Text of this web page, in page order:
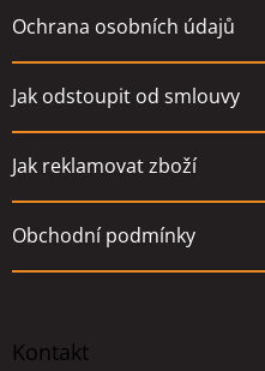
Ochrana osobních údajů
Jak odstoupit od smlouvy
Jak reklamovat zboží
Obchodní podmínky
Kontakt